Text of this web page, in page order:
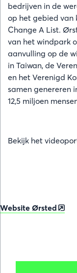
bedrijven in de
op het gebied van
Change A List.
van het windpark
aanvulling op de
in Taiwan, de
en het Verenigd
samen genereren
12,5 miljoen
Bekijk het
Website Ørsted